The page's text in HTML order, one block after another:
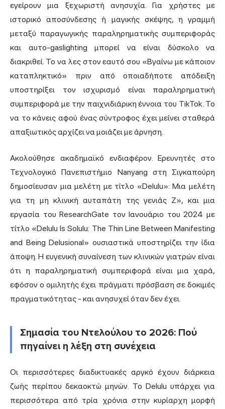
εγείρουν μια ξεχωριστή ανησυχία. Για χρήστες με
ιστορικό αποσύνδεσης ή μαγικής σκέψης, η γραμμή
μεταξύ παραγωγικής παραληρηματικής συμπεριφοράς
και αυτο-gaslighting μπορεί να είναι δύσκολο να
διακριθεί. Το να λες στον εαυτό σου «Βγαίνω με κάποιον
καταπληκτικό» πριν από οποιαδήποτε απόδειξη
υποστηρίξει τον ισχυρισμό είναι παραληρηματική
συμπεριφορά με την παιχνιδιάρικη έννοια του TikTok. Το
να το κάνεις αφού ένας σύντροφος έχει μείνει σταθερά
απαξιωτικός αρχίζει να μοιάζει με άρνηση.
Ακολούθησε ακαδημαϊκό ενδιαφέρον. Ερευνητές στο
Τεχνολογικό Πανεπιστήμιο Nanyang στη Σιγκαπούρη
δημοσίευσαν μια μελέτη με τίτλο «Delulu»: Μια μελέτη
για τη μη κλινική αυταπάτη της γενιάς Z», και μια
εργασία του ResearchGate τον Ιανουάριο του 2024 με
τίτλο «Delulu Is Solulu: The Thin Line Between Manifesting
and Being Delusional» ουσιαστικά υποστηρίζει την ίδια
άποψη. Η ευγενική συναίνεση των κλινικών γιατρών είναι
ότι η παραληρηματική συμπεριφορά είναι μια χαρά,
εφόσον ο ομιλητής έχει πράγματι πρόσβαση σε δοκιμές
πραγματικότητας - και ανησυχεί όταν δεν έχει.
Σημασία του Ντελούλου το 2026: Πού
πηγαίνει η λέξη στη συνέχεια
Οι περισσότερες διαδικτυακές αργκό έχουν διάρκεια
ζωής περίπου δεκαοκτώ μηνών. Το Delulu υπάρχει για
περισσότερα από τρία χρόνια στην κυρίαρχη μορφή